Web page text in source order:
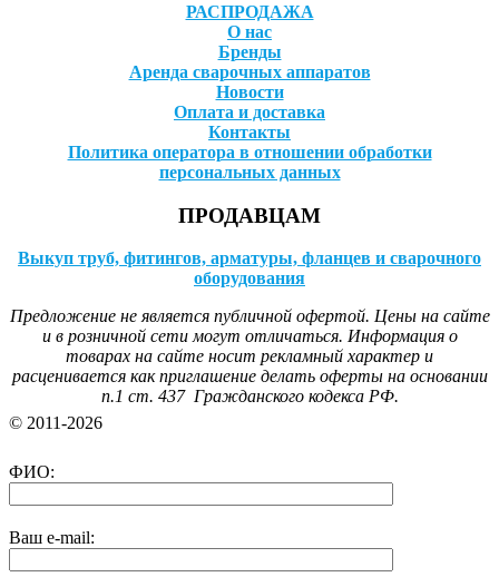
РАСПРОДАЖА
О нас
Бренды
Аренда сварочных аппаратов
Новости
Оплата и доставка
Контакты
Политика оператора в отношении обработки
персональных данных
ПРОДАВЦАМ
Выкуп труб, фитингов, арматуры, фланцев и сварочного
оборудования
Предложение не является публичной офертой. Цены на сайте
и в розничной сети могут отличаться. Информация о
товарах на сайте носит рекламный характер и
расценивается как приглашение делать оферты на основании
п.1 ст. 437 Гражданского кодекса РФ.
© 2011-2026
ФИО:
Ваш e-mail: